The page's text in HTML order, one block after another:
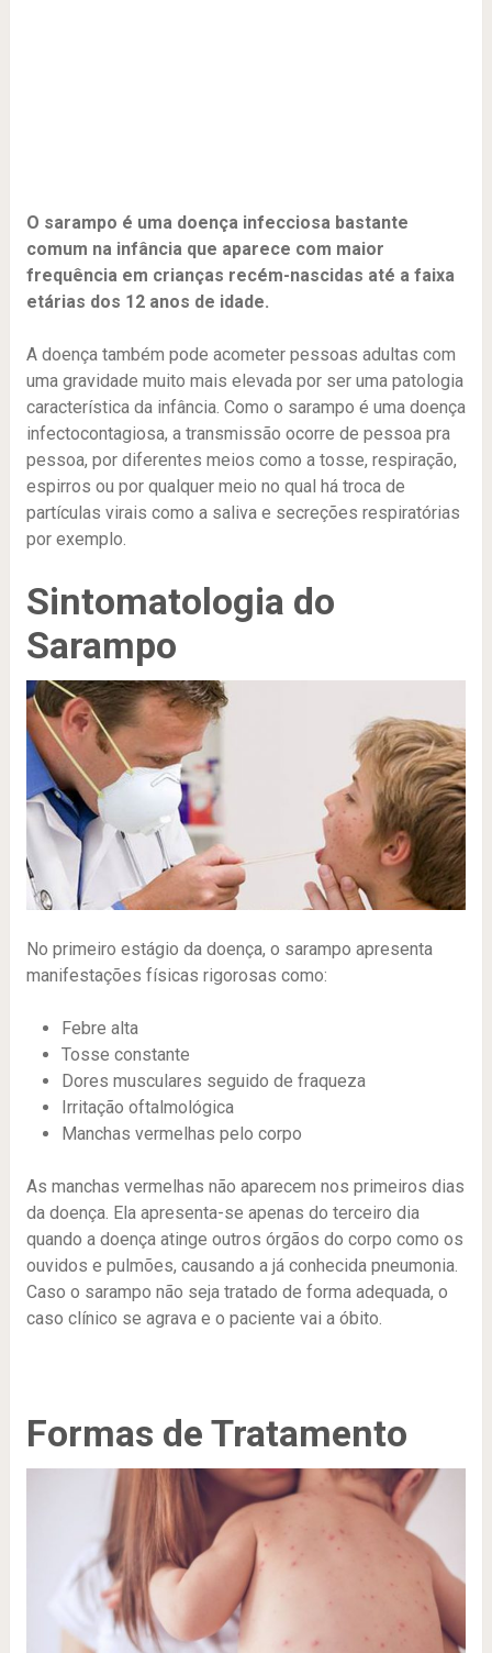
O sarampo é uma doença infecciosa bastante
comum na infância que aparece com maior
frequência em crianças recém-nascidas até a faixa
etárias dos 12 anos de idade.
A doença também pode acometer pessoas adultas com
uma gravidade muito mais elevada por ser uma patologia
característica da infância. Como o sarampo é uma doença
infectocontagiosa, a transmissão ocorre de pessoa pra
pessoa, por diferentes meios como a tosse, respiração,
espirros ou por qualquer meio no qual há troca de
partículas virais como a saliva e secreções respiratórias
por exemplo.
Sintomatologia do
Sarampo
No primeiro estágio da doença, o sarampo apresenta
manifestações físicas rigorosas como:
Febre alta
Tosse constante
Dores musculares seguido de fraqueza
Irritação oftalmológica
Manchas vermelhas pelo corpo
As manchas vermelhas não aparecem nos primeiros dias
da doença. Ela apresenta-se apenas do terceiro dia
quando a doença atinge outros órgãos do corpo como os
ouvidos e pulmões, causando a já conhecida pneumonia.
Caso o sarampo não seja tratado de forma adequada, o
caso clínico se agrava e o paciente vai a óbito.
Formas de Tratamento